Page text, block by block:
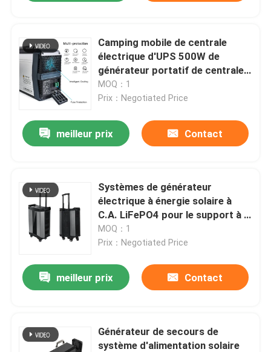
Camping mobile de centrale
électrique d'UPS 500W de
générateur portatif de centrale
avec la sortie à C.A. de C.C
d'USB
MOQ：1
Prix：Negotiated Price
meilleur prix Contact
Systèmes de générateur
électrique à énergie solaire à
C.A. LiFePO4 pour le support à la
maison
MOQ：1
Prix：Negotiated Price
meilleur prix Contact
Générateur de secours de
système d'alimentation solaire